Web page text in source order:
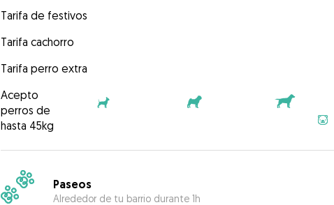
Tarifa de festivos
Tarifa cachorro
Tarifa perro extra
Acepto
perros de
hasta 45kg
Paseos
Alrededor de tu barrio durante 1h